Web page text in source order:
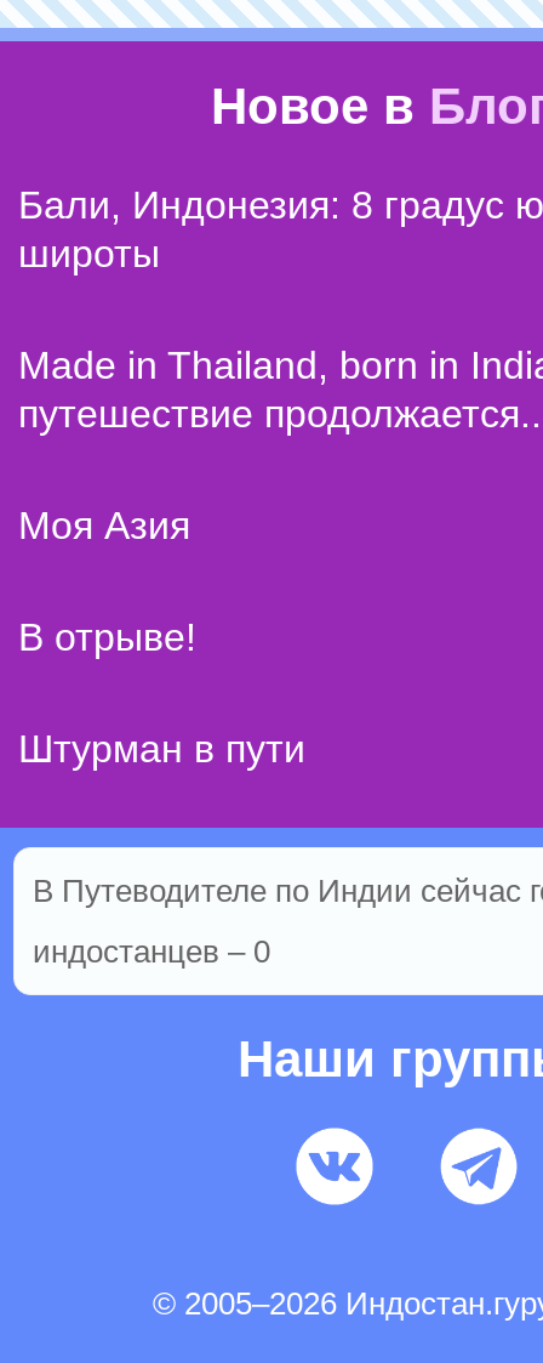
Новое в
Бали, Индонезия: 8 градус
широты
Made in Thailand, born in
путешествие
Моя Азия
В отрыве!
Штурман в пути
В Путеводителе по Индии сейчас
индостанцев – 0
Наши
© 2005–2026